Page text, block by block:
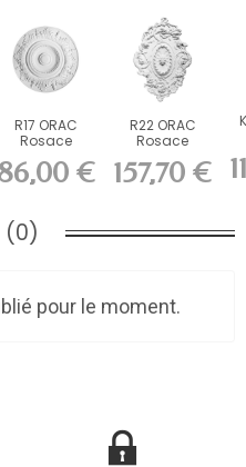
R17 ORAC
Rosace
Purotouch cm
86,00 €
R22 ORAC
Rosace
Purotouch cm
157,70 €
(0)
pour le moment.